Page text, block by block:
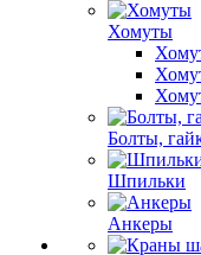
Хомуты
Болты,
Шпильки
Анкеры